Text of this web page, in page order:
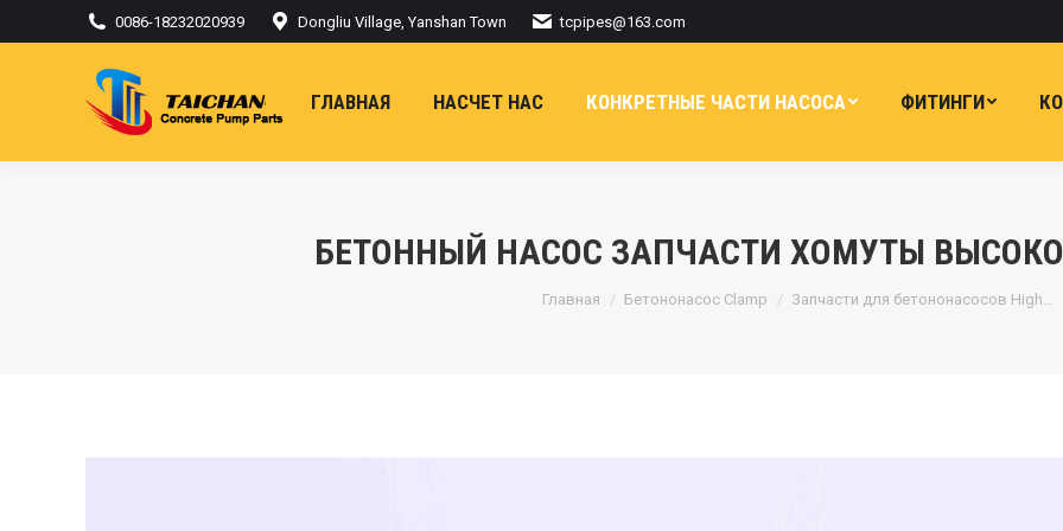
0086-18232020939 Dongliu Village, Yanshan Town tcpipes@163.com
ГЛАВНАЯ НАСЧЕТ НАС КОНКРЕТНЫЕ ЧАСТИ НАСОСА ФИТИНГИ
БЕТОННЫЙ НАСОС ЗАПЧАСТИ ХОМУТЫ
Вы здесь:
Главная Бетононасос Clamp Запчасти для бетононасосов High…